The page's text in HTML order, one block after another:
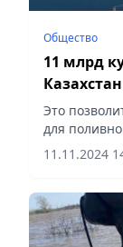
Общество
11 млрд
Это
для
страны, сообщает
кубометров
11.11.2024